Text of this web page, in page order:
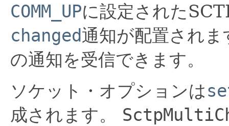
COMM_UPに設定された
changed通知が配置されま
の通知を受信できます。
ソケット・オプションは
成されます。